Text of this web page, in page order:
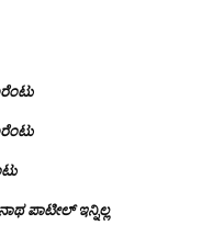
ಪಾಟೀಲ್ ಇನ್ನಿಲ್ಲ